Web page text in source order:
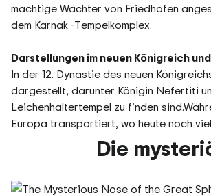
mächtige Wächter von Friedhöfen
dem Karnak -Tempelkomplex.
Darstellungen im neuen Königreich
In der 12. Dynastie des neuen
dargestellt, darunter Königin Nefertiti
Leichenhaltertempel zu finden
Europa transportiert, wo heute noch
Die